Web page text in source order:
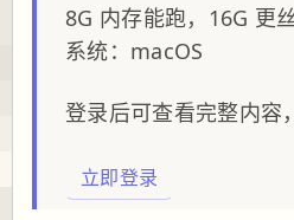
8G 内存能跑，16G 更丝
系统：macOS
登录后可查看完整内容
立即登录